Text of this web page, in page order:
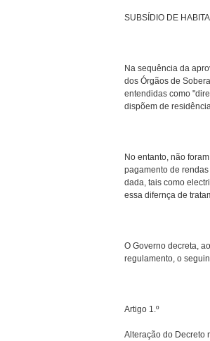
SUBSÍDIO DE
Na sequência da
dos Órgãos de
entendidas como
dispõem de
No entanto, não
pagamento de
dada, tais como
essa difernça de
O Governo decreta,
regulamento, o
Artigo 1.º
Alteração do Decreto